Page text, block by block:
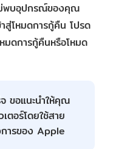
พบอุปกรณ์ของคุณ
โหมดการกู้คืน โปรด
หมดการกู้คืนหรือโหมด
จ ขอแนะนำให้คุณ
ตอร์โดยใช้สาย
ารของ Apple